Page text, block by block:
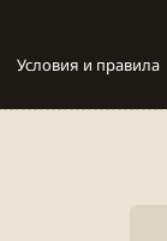
Условия и правила